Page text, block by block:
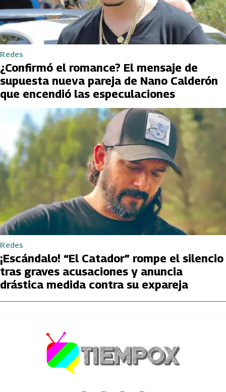
Redes
¿Confirmó el romance? El mensaje de
supuesta nueva pareja de Nano Calderón
que encendió las especulaciones
Redes
¡Escándalo! “El Catador” rompe el silencio
tras graves acusaciones y anuncia
drástica medida contra su expareja